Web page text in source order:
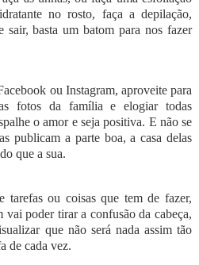
no rosto, faça a depilação,
sair, basta um batom para nos fazer
ou Instagram, aproveite para
fotos da família e elogiar todas
o amor e seja positiva. E não se
publicam a parte boa, a casa delas
que a sua.
tarefas ou coisas que tem de fazer,
vai poder tirar a confusão da cabeça,
que não será nada assim tão
de cada vez.